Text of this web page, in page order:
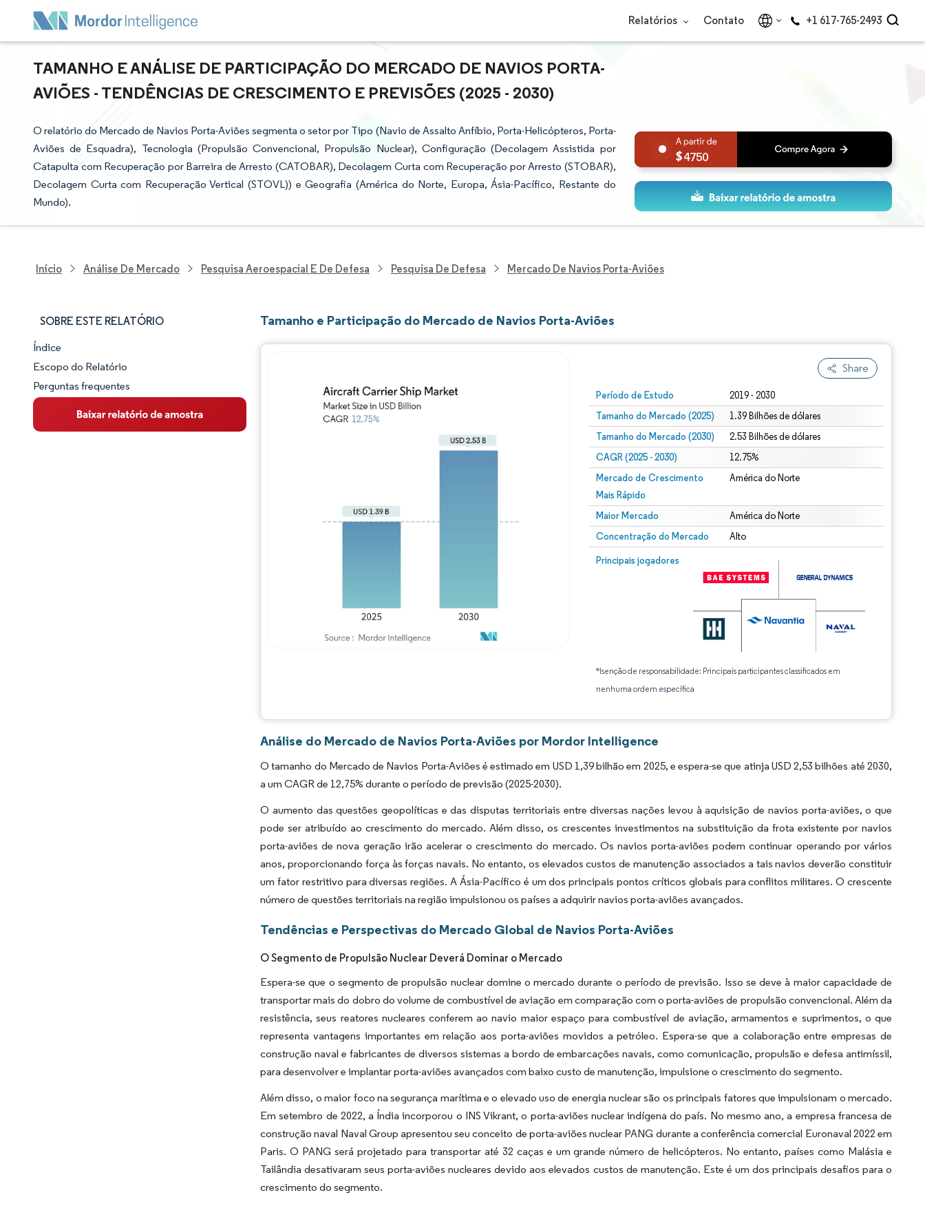
Relatórios Contato +1 617-765-2493
TAMANHO E ANÁLISE DE PARTICIPAÇÃO DO MERCADO DE NAVIOS PORTA-
AVIÕES - TENDÊNCIAS DE CRESCIMENTO E PREVISÕES (2025 - 2030)
O relatório do Mercado de Navios Porta-Aviões segmenta o setor por Tipo (Navio de Assalto Anfíbio, Porta-Helicópteros, Porta-
Aviões de Esquadra), Tecnologia (Propulsão Convencional, Propulsão Nuclear), Configuração (Decolagem Assistida por
Catapulta com Recuperação por Barreira de Arresto (CATOBAR), Decolagem Curta com Recuperação por Arresto (STOBAR),
Decolagem Curta com Recuperação Vertical (STOVL)) e Geografia (América do Norte, Europa, Ásia-Pacífico, Restante do
Mundo).
4750
Início Análise De Mercado Pesquisa Aeroespacial E De Defesa Pesquisa De Defesa Mercado De Navios Porta-Aviões
SOBRE ESTE RELATÓRIO
Panorama do Mercado
Visão Geral do Mercado
Principais Tendências de Mercado
Índice
Escopo do Relatório
Perguntas frequentes
Tamanho e Participação do Mercado de Navios Porta-Aviões
Share
Período de Estudo 2019 - 2030
Tamanho do Mercado (2025) 1.39 Bilhões de dólares
Tamanho do Mercado (2030) 2.53 Bilhões de dólares
CAGR (2025 - 2030) 12.75%
Mercado de Crescimento
Mais Rápido
América do Norte
Maior Mercado América do Norte
Concentração do Mercado Alto
Principais jogadores
*Isenção de responsabilidade: Principais participantes classificados em
nenhuma ordem específica
Análise do Mercado de Navios Porta-Aviões por Mordor Intelligence
O tamanho do Mercado de Navios Porta-Aviões é estimado em USD 1,39 bilhão em 2025, e espera-se que atinja USD 2,53 bilhões até 2030,
a um CAGR de 12,75% durante o período de previsão (2025-2030).
O aumento das questões geopolíticas e das disputas territoriais entre diversas nações levou à aquisição de navios porta-aviões, o que
pode ser atribuído ao crescimento do mercado. Além disso, os crescentes investimentos na substituição da frota existente por navios
porta-aviões de nova geração irão acelerar o crescimento do mercado. Os navios porta-aviões podem continuar operando por vários
anos, proporcionando força às forças navais. No entanto, os elevados custos de manutenção associados a tais navios deverão constituir
um fator restritivo para diversas regiões. A Ásia-Pacífico é um dos principais pontos críticos globais para conflitos militares. O crescente
número de questões territoriais na região impulsionou os países a adquirir navios porta-aviões avançados.
Tendências e Perspectivas do Mercado Global de Navios Porta-Aviões
O Segmento de Propulsão Nuclear Deverá Dominar o Mercado
Espera-se que o segmento de propulsão nuclear domine o mercado durante o período de previsão. Isso se deve à maior capacidade de
transportar mais do dobro do volume de combustível de aviação em comparação com o porta-aviões de propulsão convencional. Além da
resistência, seus reatores nucleares conferem ao navio maior espaço para combustível de aviação, armamentos e suprimentos, o que
representa vantagens importantes em relação aos porta-aviões movidos a petróleo. Espera-se que a colaboração entre empresas de
construção naval e fabricantes de diversos sistemas a bordo de embarcações navais, como comunicação, propulsão e defesa antimíssil,
para desenvolver e implantar porta-aviões avançados com baixo custo de manutenção, impulsione o crescimento do segmento.
Além disso, o maior foco na segurança marítima e o elevado uso de energia nuclear são os principais fatores que impulsionam o mercado.
Em setembro de 2022, a Índia incorporou o INS Vikrant, o porta-aviões nuclear indígena do país. No mesmo ano, a empresa francesa de
construção naval Naval Group apresentou seu conceito de porta-aviões nuclear PANG durante a conferência comercial Euronaval 2022 em
Paris. O PANG será projetado para transportar até 32 caças e um grande número de helicópteros. No entanto, países como Malásia e
Tailândia desativaram seus porta-aviões nucleares devido aos elevados custos de manutenção. Este é um dos principais desafios para o
crescimento do segmento.